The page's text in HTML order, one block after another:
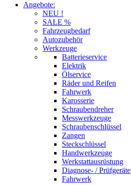
Angebote:
NEU !
SALE %
Fahrzeugbedarf
Autozubehör
Werkzeuge
Batterieservice
Elektrik
Ölservice
Räder und Reifen
Fahrwerk
Karosserie
Schraubendreher
Messwerkzeuge
Schraubenschlüssel
Zangen
Steckschlüssel
Handwerkzeuge
Werkstattausrüstung
Diagnose- / Prüfgeräte
Fahrwerk